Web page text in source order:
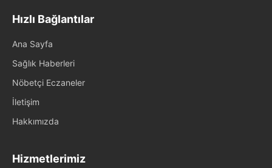
Hızlı Bağlantılar
Ana Sayfa
Sağlık Haberleri
Nöbetçi Eczaneler
İletişim
Hakkımızda
Hizmetlerimiz